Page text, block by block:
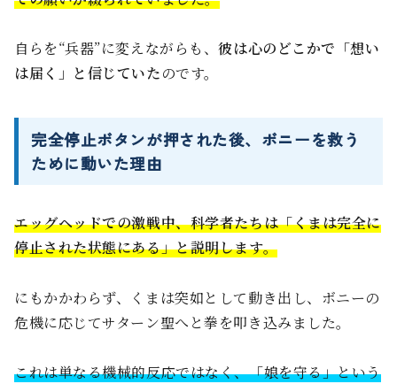
自らを“兵器”に変えながらも、彼は心のどこかで「想い
は届く」と信じていたのです。
完全停止ボタンが押された後、ボニーを救う
ために動いた理由
エッグヘッドでの激戦中、科学者たちは「くまは完全に
停止された状態にある」と説明します。
にもかかわらず、くまは突如として動き出し、ボニーの
危機に応じてサターン聖へと拳を叩き込みました。
これは単なる機械的反応ではなく、「娘を守る」という